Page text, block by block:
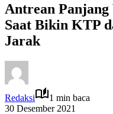
Antrean
Saat Bikin KTP
Jarak
Redaksi
1 min baca
30 Desember 2021